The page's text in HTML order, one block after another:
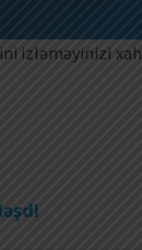
izləməyinizi